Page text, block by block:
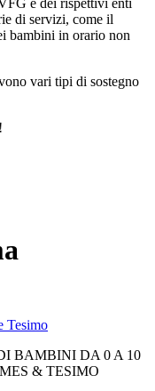
e dei rispettivi enti
di servizi, come il
bambini in orario non
vari tipi di sostegno
Tesimo
BAMBINI DA 0 A 10
& TESIMO